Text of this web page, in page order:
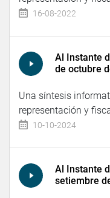
16-08-2022
Al Instante
de octubre
Una síntesis
representación y
10-10-2024
Al Instante
setiembre